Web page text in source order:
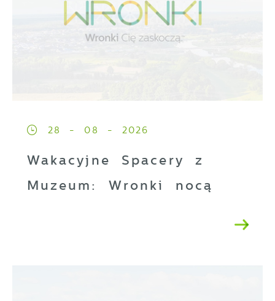
28 - 08 - 2026
Wakacyjne Spacery z
Muzeum: Wronki nocą